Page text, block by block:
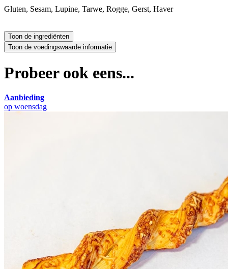
Gluten, Sesam, Lupine, Tarwe, Rogge, Gerst, Haver
Probeer ook eens...
Aanbieding
op woensdag